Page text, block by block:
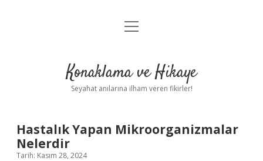
Anasayfa
Yasal Uyarı
menüyü
Konaklama ve Hikaye
Seyahat anılarına ilham veren fikirler!
Hastalık Yapan Mikroorganizmalar
Nelerdir
Tarih: Kasım 28, 2024